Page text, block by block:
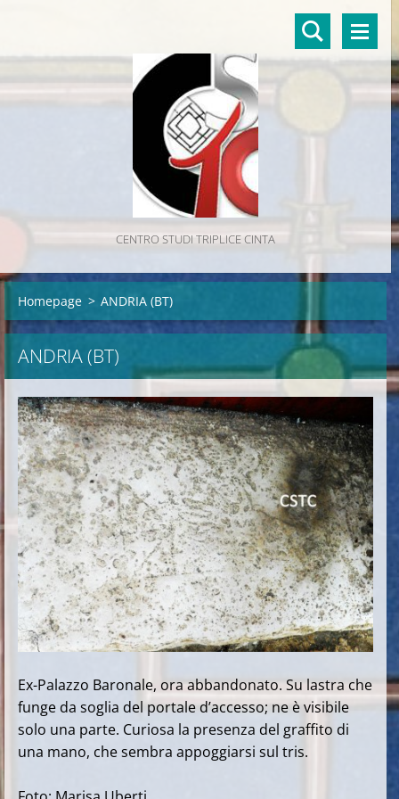
CENTRO STUDI TRIPLICE CINTA
Homepage > ANDRIA (BT)
ANDRIA (BT)
Ex-Palazzo Baronale, ora abbandonato. Su lastra che
funge da soglia del portale d’accesso; ne è visibile
solo una parte. Curiosa la presenza del graffito di
una mano, che sembra appoggiarsi sul tris.